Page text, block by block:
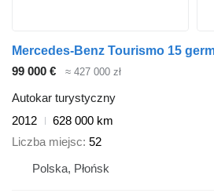
99 000 € ≈ 427 000 zł
Autokar turystyczny
2012
628 000 km
Liczba miejsc 52
Polska, Płońsk